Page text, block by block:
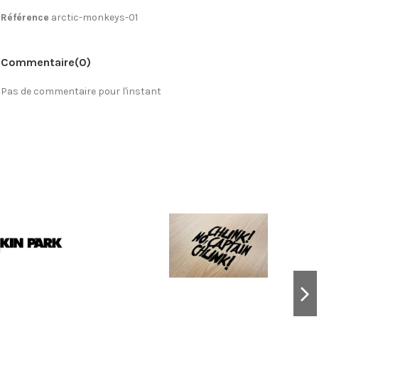
Référence arctic-monkeys-01
Commentaire(0)
Pas de commentaire pour l'instant